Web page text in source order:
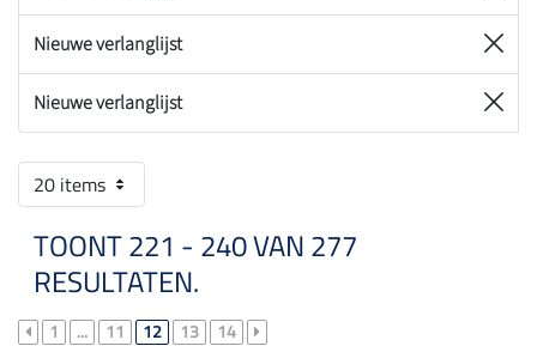
Nieuwe verlanglijst
Nieuwe verlanglijst
20 items
TOONT 221 - 240 VAN 277
RESULTATEN.
1 ... 11 12 13 14